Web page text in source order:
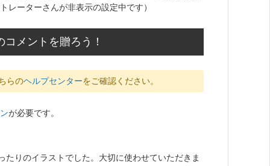
レーターさんが非表示の設定中です）
メントを贈ろう！
らのヘルプセンターをご確認ください。
が必要です。
りのイラストでした。大切に使わせていただきま